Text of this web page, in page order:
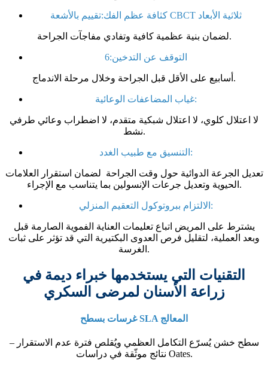
كثافة عظم الفك: تقييم بالأشعة CBCT ثلاثية الأبعاد
لضمان بنية عظمية كافية وتفادي مفاجآت الجراحة.
التوقف عن التدخين:6
أسابيع على الأقل قبل الجراحة وخلال مرحلة الاندماج.
غياب المضاعفات الوعائية:
لا اعتلال كلوي، لا اعتلال شبكية متقدم، لا اضطراب وعائي طرفي
نشط.
التنسيق مع طبيب الغدد:
تعديل الجرعة الدوائية حول وقت الجراحة لضمان استقرار العلامات
الحيوية وتعديل جرعات الإنسولين بما يتناسب مع الإجراء.
الالتزام ببروتوكول التعقيم المنزلي:
يشترط على المريض اتباع تعليمات العناية الفموية الصارمة قبل
وبعد العملية، لتقليل فرص العدوى البكتيرية التي قد تؤثر على ثبات
الغرسة.
التقنيات التي يستخدمها خبراء ديمة في
زراعة الأسنان لمرضى السكري
غرسات بسطح SLA المعالج
سطح خشن يُسرّع التكامل العظمي ويُقلص فترة عدم الاستقرار –
نتائج موثّقة في دراسات Oates.